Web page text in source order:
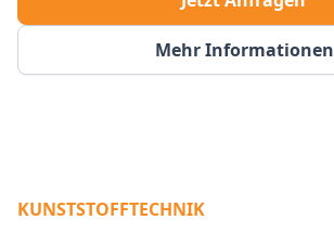
Mehr Informationen
KUNSTSTOFFTECHNIK